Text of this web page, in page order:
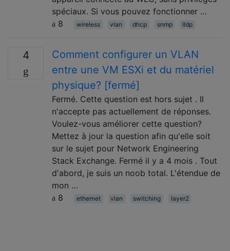
spéciaux. Si vous pouvez fonctionner …
8
wireless vlan dhcp snmp lldp
4
Comment configurer un VLAN
entre une VM ESXi et du matériel
physique? [fermé]
Fermé. Cette question est hors sujet . Il
n'accepte pas actuellement de réponses.
Voulez-vous améliorer cette question?
Mettez à jour la question afin qu'elle soit
sur le sujet pour Network Engineering
Stack Exchange. Fermé il y a 4 mois . Tout
d'abord, je suis un noob total. L'étendue de
mon …
8
ethernet vlan switching layer2